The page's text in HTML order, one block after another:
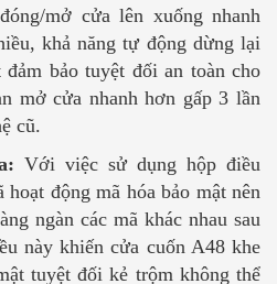
mở cửa lên xuống nhanh
khả năng tự động dừng lại
bảo tuyệt đối an toàn cho
mở cửa nhanh hơn gấp 3 lần
cũ.
Với việc sử dụng hộp điều
hoạt động mã hóa bảo mật nên
ngàn các mã khác nhau sau
này khiến cửa cuốn A48 khe
tuyệt đối kẻ trộm không thể